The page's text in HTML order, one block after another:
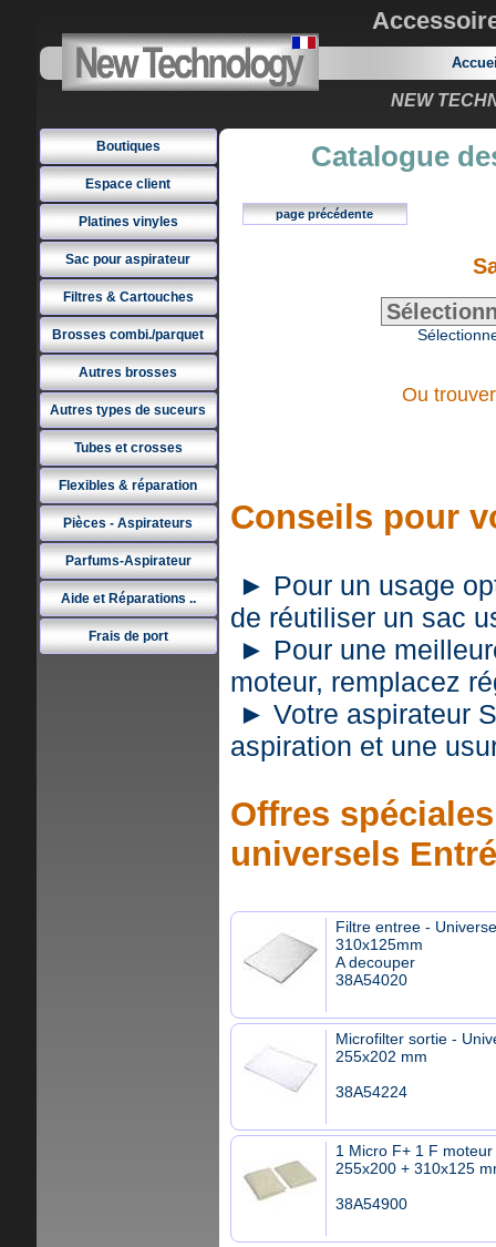
NEW
Boutiques
Espace client
Platines vinyles
Sac pour aspirateur
Filtres & Cartouches
Brosses combi./parquet
Autres brosses
Autres types de suceurs
Tubes et crosses
Flexibles & réparation
Pièces - Aspirateurs
Parfums-Aspirateur
Aide et Réparations ..
Frais de port
Catalogue
page précédente
Ou
Conseils pour
► Pour un usage
de réutiliser un sac
► Pour une
moteur, remplacez
► Votre aspirateur
aspiration et une
Offres
universels
Filtre entree -
310x125mm
A decouper
38A54020
Microfilter sortie -
255x202 mm
38A54224
1 Micro F+ 1 F
255x200 + 310x125
38A54900